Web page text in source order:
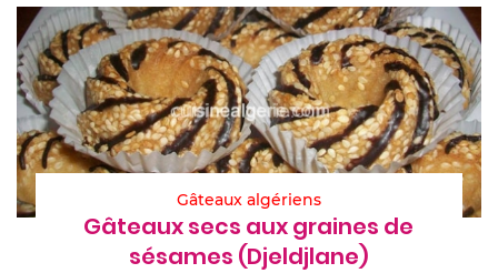
Gâteaux algériens
Gâteaux secs aux graines de
sésames (Djeldjlane)